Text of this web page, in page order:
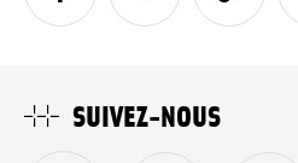
SUIVEZ-NOUS